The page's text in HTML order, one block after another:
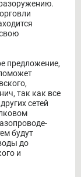
предложение,
так как все
сетей
будут
до
и